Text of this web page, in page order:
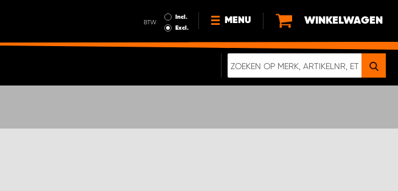
BTW
Incl.
Excl.
MENU
NIEUWS
WINKELWAGEN